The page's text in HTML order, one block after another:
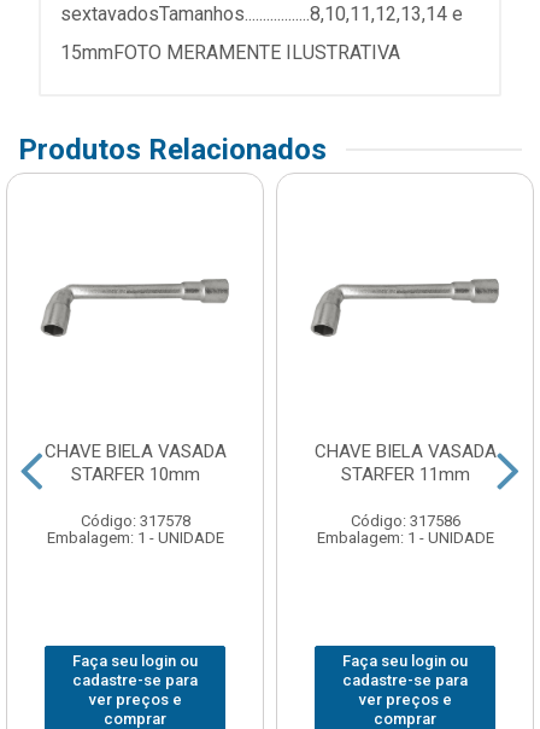
sextavadosTamanhos..................8,10,11,12,13,14 e
15mmFOTO MERAMENTE ILUSTRATIVA
Produtos Relacionados
CHAVE BIELA VASADA
STARFER 10mm
Código: 317578
Embalagem: 1 - UNIDADE
Faça seu login ou
cadastre-se para
ver preços e
comprar
CHAVE BIELA VASADA
STARFER 11mm
Código: 317586
Embalagem: 1 - UNIDADE
Faça seu login ou
cadastre-se para
ver preços e
comprar